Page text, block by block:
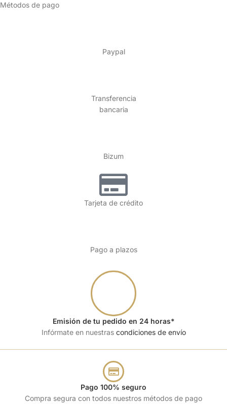
Métodos de pago
Paypal
Transferencia
bancaria
Bizum
Tarjeta de crédito
Pago a plazos
Emisión de tu pedido en 24 horas*
Infórmate en nuestras condiciones de envío
Pago 100% seguro
Compra segura con todos nuestros métodos de pago